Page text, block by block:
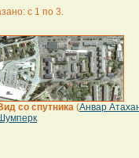
с 1 по 3.
со спутника (Анвар